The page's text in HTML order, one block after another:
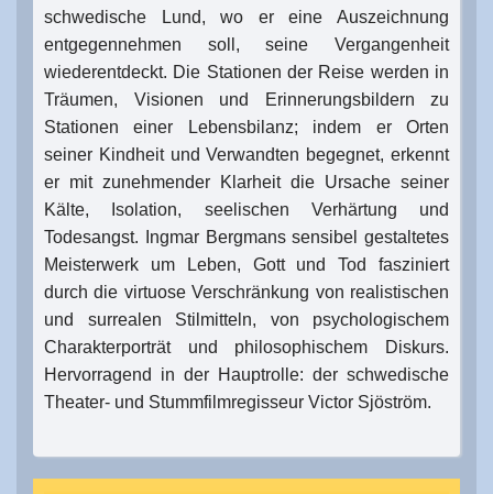
schwedische Lund, wo er eine Auszeichnung
entgegennehmen soll, seine Vergangenheit
wiederentdeckt. Die Stationen der Reise werden in
Träumen, Visionen und Erinnerungsbildern zu
Stationen einer Lebensbilanz; indem er Orten
seiner Kindheit und Verwandten begegnet, erkennt
er mit zunehmender Klarheit die Ursache seiner
Kälte, Isolation, seelischen Verhärtung und
Todesangst. Ingmar Bergmans sensibel gestaltetes
Meisterwerk um Leben, Gott und Tod fasziniert
durch die virtuose Verschränkung von realistischen
und surrealen Stilmitteln, von psychologischem
Charakterporträt und philosophischem Diskurs.
Hervorragend in der Hauptrolle: der schwedische
Theater- und Stummfilmregisseur Victor Sjöström.